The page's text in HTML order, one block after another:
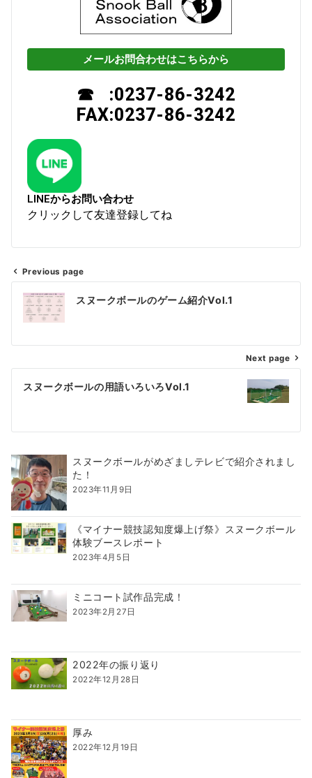
メールお問合わせはこちらから
☎ :0237-86-3242
FAX:0237-86-3242
LINEからお問い合わせ
クリックして友達登録してね
Previous page
スヌークボールのゲーム紹介Vol.1
Next page
スヌークボールの用語いろいろVol.1
スヌークボールがめざましテレビで紹介されまし
た！
2023年11月9日
《マイナー競技認知度爆上げ祭》スヌークボール
体験ブースレポート
2023年4月5日
ミニコート試作品完成！
2023年2月27日
2022年の振り返り
2022年12月28日
厚み
2022年12月19日